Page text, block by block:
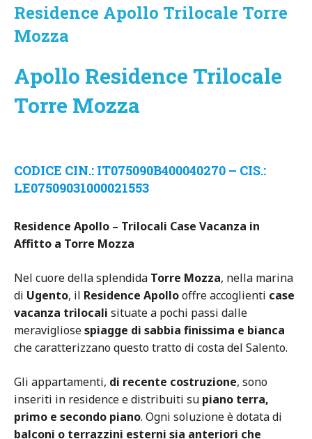
Residence Apollo Trilocale Torre
Mozza
Apollo Residence Trilocale
Torre Mozza
CODICE CIN.: IT075090B400040270 – CIS.:
LE07509031000021553
Residence Apollo – Trilocali Case Vacanza in
Affitto a Torre Mozza
Nel cuore della splendida Torre Mozza, nella marina
di Ugento, il Residence Apollooffre accoglienti case
vacanza trilocali situate a pochi passi dalle
meravigliosespiagge di sabbia finissima e bianca
che caratterizzano questo tratto di costa del Salento.
Gli appartamenti, di recente costruzione, sono
inseriti in residence e distribuiti su piano terra,
primo e secondo piano. Ogni soluzione è dotata di
balconi o terrazzini esterni sia anteriori che